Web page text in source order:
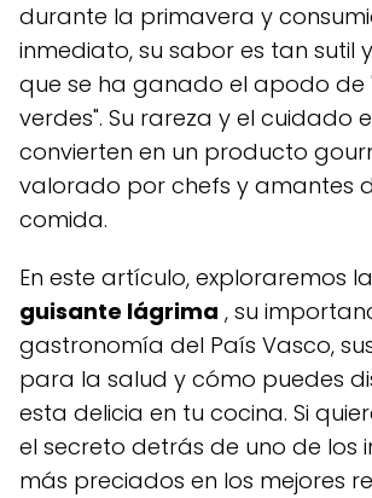
durante la primavera y
inmediato, su sabor es tan sutil
que se ha ganado el apodo de
verdes". Su rareza y el cuidado
convierten en un producto
valorado por chefs y amantes
comida.
En este artículo, exploraremos
guisante lágrima , su
gastronomía del País Vasco,
para la salud y cómo puedes
esta delicia en tu cocina. Si
el secreto detrás de uno de los
más preciados en los mejores